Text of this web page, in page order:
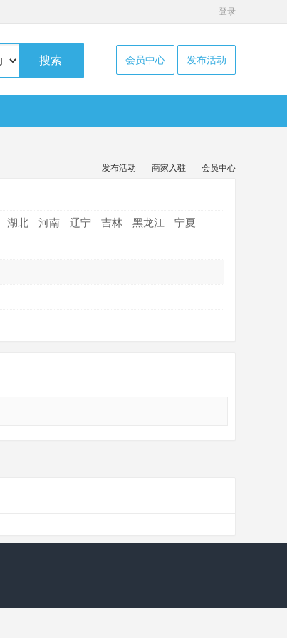
登录
搜索 会员中心 发布活动
发布活动 商家入驻 会员中心
湖北 河南 辽宁 吉林 黑龙江
宁夏